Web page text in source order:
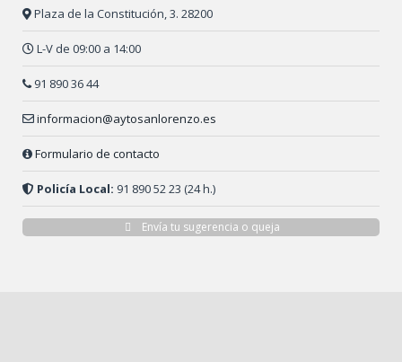
Plaza de la Constitución, 3. 28200
L-V de 09:00 a 14:00
91 890 36 44
informacion@aytosanlorenzo.es
Formulario de contacto
Policía Local: 91 890 52 23 (24 h.)
Envía tu sugerencia o queja